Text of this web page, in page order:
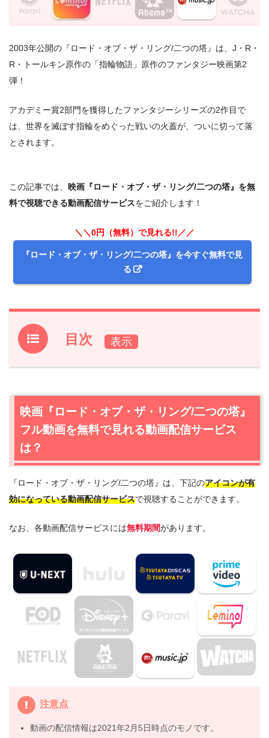
2003年公開の『ロード・オブ・ザ・リング/二つの塔』は、J・R・
R・トールキン原作の「指輪物語」原作のファンタジー映画第2
弾！
アカデミー賞2部門を獲得したファンタジーシリーズの2作目で
は、世界を滅ぼす指輪をめぐった戦いの火蓋が、ついに切って落
とされます。
この記事では、 映画『ロード・オブ・ザ・リング/二つの塔』を無
料で視聴できる動画配信サービスをご紹介します！
＼＼0円（無料）で見れる!!／／
『ロード・オブ・ザ・リング/二つの塔』を今すぐ無料で見
る
目次
1.映画『ロード・オブ・ザ・リング/二つの塔』フル動画を
はU-NEXTが一番おすすめ
1.2映画『ロード・オブ・ザ・リング/二つの塔』を動画配
2.映画『ロード・オブ・ザ・リング/二つの塔』作品情報
映画『ロード・オブ・ザ・リング/二つの塔』あらすじ
2.2映画『ロード・オブ・ザ・リング/二つの塔』キャス
2.3映画『ロード・オブ・ザ・リング/二つの塔』制作スタ
映画『ロード・オブ・ザ・リング/二つの塔』は日本語
吹替版も楽しめる
映画『ロード・オブ・ザ・リング/二つの塔』を見たい人
におすすめの関連作品
『はじまりへの旅』
3.2 『エターナル・サンシャイン』
3.3 『パイレーツ・オブ・カリビアン/呪われた海賊たち』
DailymotionやPandoraではなく、配信サービスで安全に
映画『ロード・オブ・ザ・リング/二つの塔』
フル動画を無料で見れる動画配信サービス
は？
『ロード・オブ・ザ・リング/二つの塔』は、下記のアイコンが有
効になっている動画配信サービスで視聴することができます。
なお、各動画配信サービスには無料期間があります。
注意点
動画の配信情報は2021年2月5日時点のモノです。